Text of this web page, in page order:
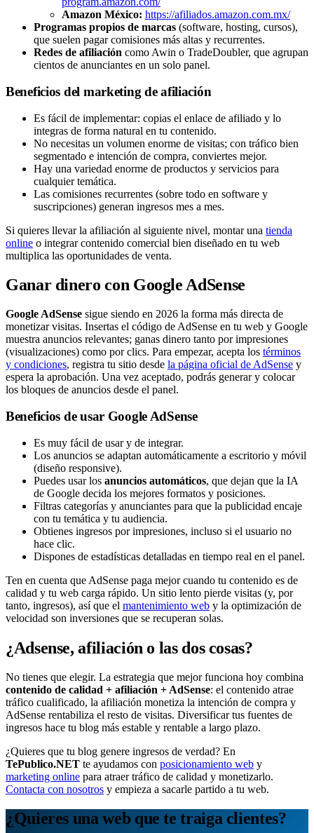
Amazon México: https://afiliados.amazon.com.mx/
Programas propios de marcas (software, hosting, cursos),
que suelen pagar comisiones más altas y recurrentes.
Redes de afiliación como Awin o TradeDoubler, que agrupan
cientos de anunciantes en un solo panel.
Beneficios del marketing de afiliación
Es fácil de implementar: copias el enlace de afiliado y lo
integras de forma natural en tu contenido.
No necesitas un volumen enorme de visitas; con tráfico bien
segmentado e intención de compra, conviertes mejor.
Hay una variedad enorme de productos y servicios para
cualquier temática.
Las comisiones recurrentes (sobre todo en software y
suscripciones) generan ingresos mes a mes.
Si quieres llevar la afiliación al siguiente nivel, montar una tienda
online o integrar contenido comercial bien diseñado en tu web
multiplica las oportunidades de venta.
Ganar dinero con Google AdSense
Google AdSense sigue siendo en 2026 la forma más directa de
monetizar visitas. Insertas el código de AdSense en tu web y Google
muestra anuncios relevantes; ganas dinero tanto por impresiones
(visualizaciones) como por clics. Para empezar, acepta los términos
y condiciones, registra tu sitio desde la página oficial de AdSense y
espera la aprobación. Una vez aceptado, podrás generar y colocar
los bloques de anuncios desde el panel.
Beneficios de usar Google AdSense
Es muy fácil de usar y de integrar.
Los anuncios se adaptan automáticamente a escritorio y móvil
(diseño responsive).
Puedes usar los anuncios automáticos, que dejan que la IA
de Google decida los mejores formatos y posiciones.
Filtras categorías y anunciantes para que la publicidad encaje
con tu temática y tu audiencia.
Obtienes ingresos por impresiones, incluso si el usuario no
hace clic.
Dispones de estadísticas detalladas en tiempo real en el panel.
Ten en cuenta que AdSense paga mejor cuando tu contenido es de
calidad y tu web carga rápido. Un sitio lento pierde visitas (y, por
tanto, ingresos), así que el mantenimiento web y la optimización de
velocidad son inversiones que se recuperan solas.
¿Adsense, afiliación o las dos cosas?
No tienes que elegir. La estrategia que mejor funciona hoy combina
contenido de calidad + afiliación + AdSense: el contenido atrae
tráfico cualificado, la afiliación monetiza la intención de compra y
AdSense rentabiliza el resto de visitas. Diversificar tus fuentes de
ingresos hace tu blog más estable y rentable a largo plazo.
¿Quieres que tu blog genere ingresos de verdad? En
TePublico.NET te ayudamos con posicionamiento web y
marketing online para atraer tráfico de calidad y monetizarlo.
Contacta con nosotros y empieza a sacarle partido a tu web.
¿Quieres una web que te traiga clientes?